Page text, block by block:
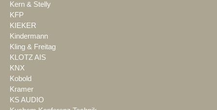
Kern & Stelly
KFP
KIEKER
Kindermann
Kling & Freitag
KLOTZ AIS
KNX
Kobold
Kramer
KS AUDIO